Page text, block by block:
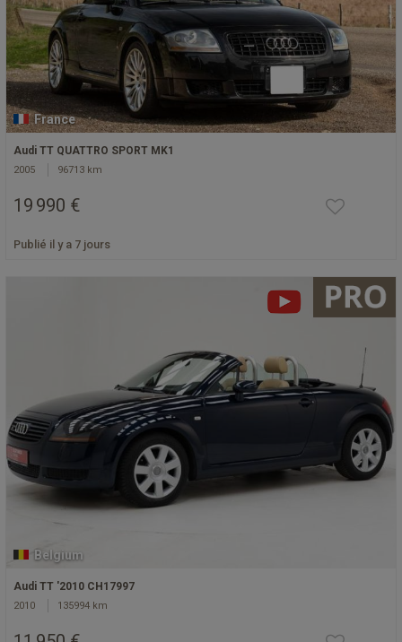
France
Audi TT QUATTRO SPORT MK1
2005 96713 km
19 990 €
Publié il y a 7 jours
Belgium
Audi TT '2010 CH17997
2010 135994 km